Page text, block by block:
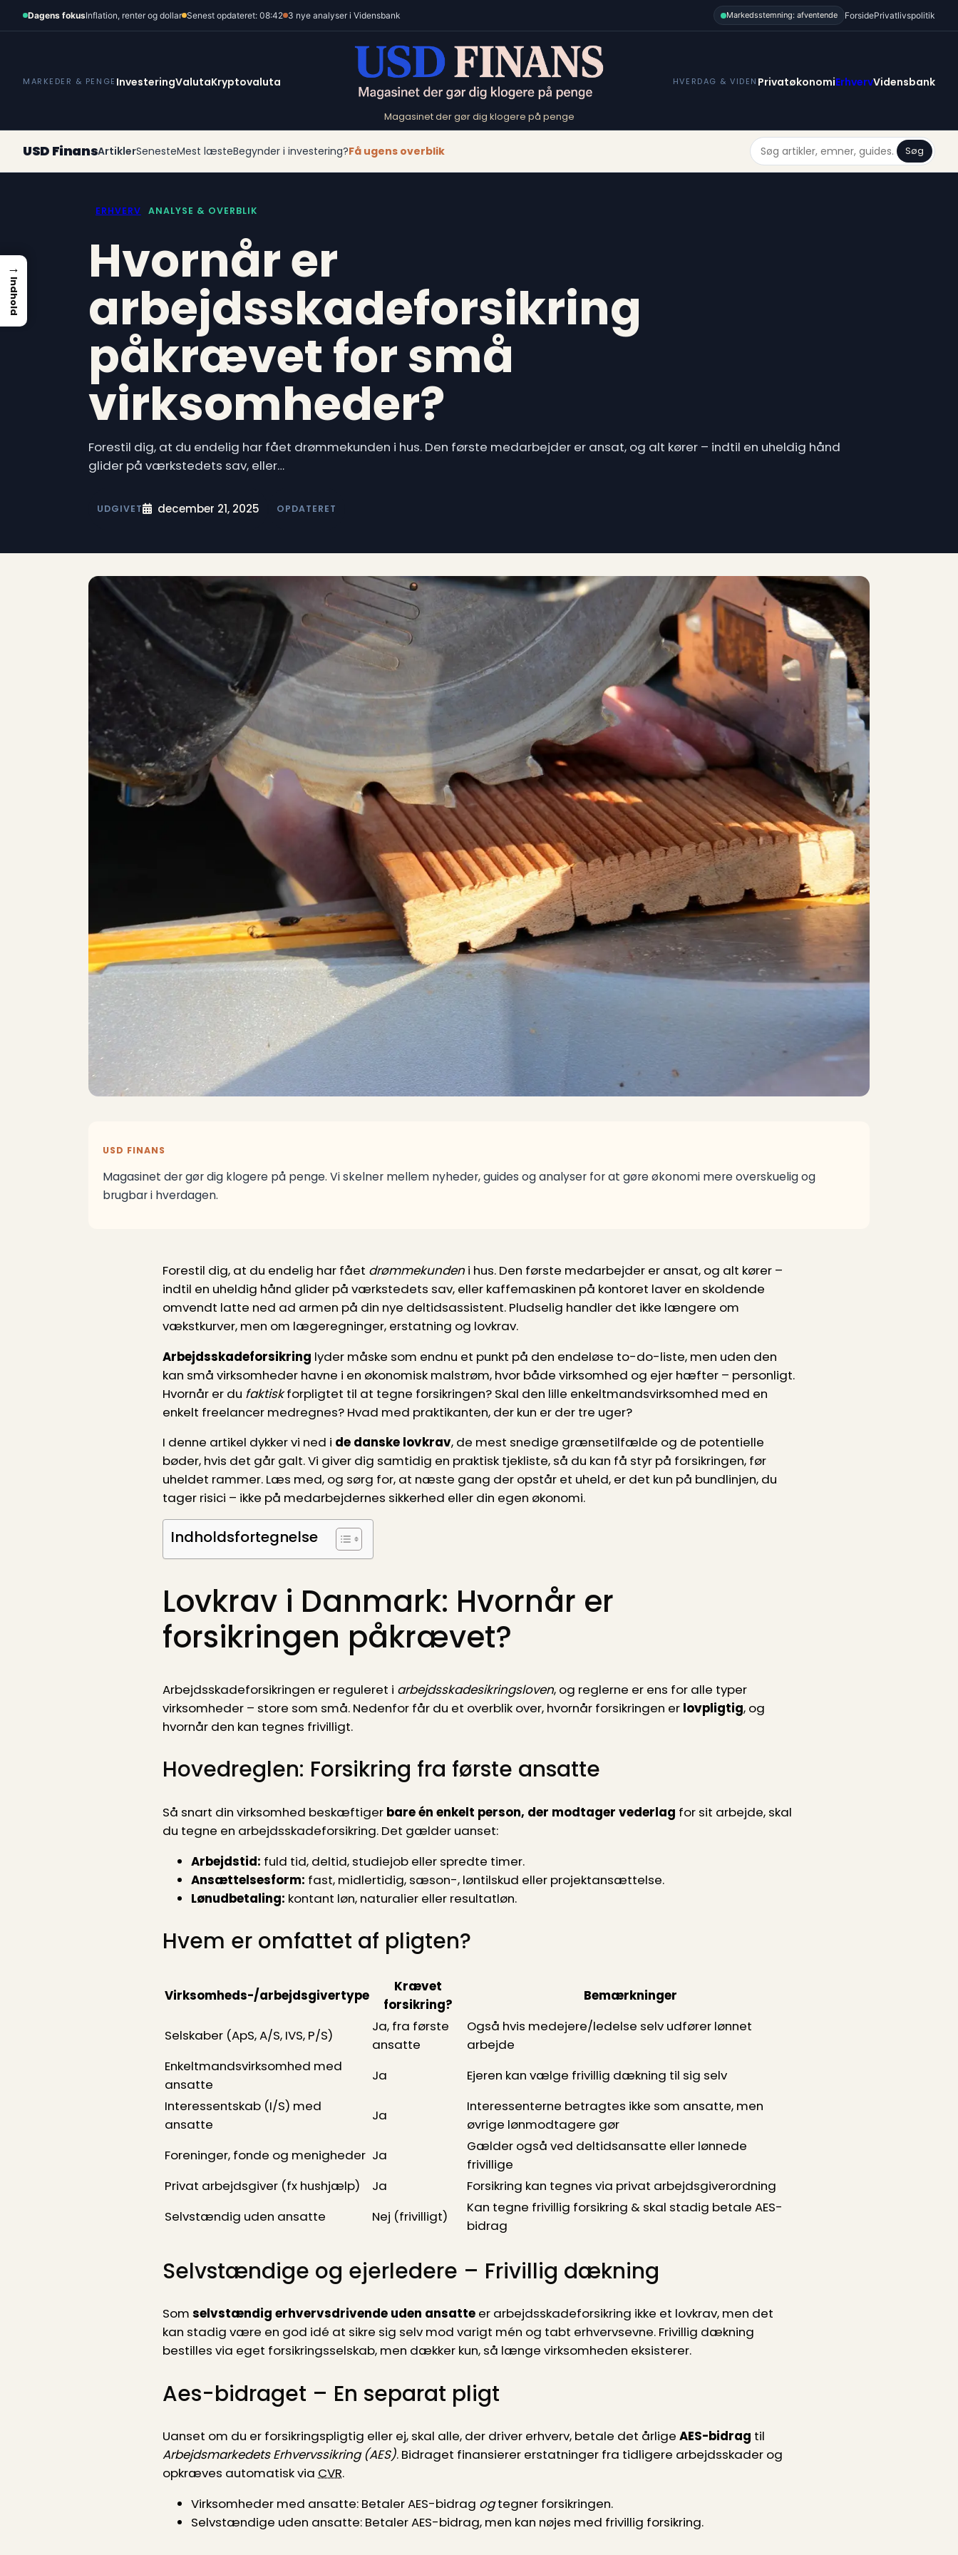
Spring
til
Dagens fokusInflation, renter og dollar Senest opdateret: 08:42 3 nye analyser i Vidensbank Markedsstemning: afventende ForsidePrivatlivspolitik
MARKEDER & PENGE InvesteringValutaKryptovaluta
Magasinet der gør dig klogere på penge
HVERDAG & VIDEN PrivatøkonomiErhvervVidensbank
USD FinansArtiklerSenesteMest læsteBegynder i investering?Få ugens overblik Søg
ERHVERV ANALYSE & OVERBLIK
Hvornår er
arbejdsskadeforsikring
påkrævet for små
virksomheder?
Forestil dig, at du endelig har fået drømmekunden i hus. Den første medarbejder er ansat, og alt kører – indtil en uheldig hånd
glider på værkstedets sav, eller…
UDGIVET december 21, 2025 OPDATERET
USD FINANS
Magasinet der gør dig klogere på penge. Vi skelner mellem nyheder, guides og analyser for at gøre økonomi mere overskuelig og
brugbar i hverdagen.
Forestil dig, at du endelig har fået drømmekunden i hus. Den første medarbejder er ansat, og alt kører –
indtil en uheldig hånd glider på værkstedets sav, eller kaffemaskinen på kontoret laver en skoldende
omvendt latte ned ad armen på din nye deltids­assistent. Pludselig handler det ikke længere om
vækstkurver, men om læge­regninger, erstatning og lovkrav.
Arbejdsskadeforsikring lyder måske som endnu et punkt på den endeløse to-do-liste, men uden den
kan små virksomheder havne i en økonomisk malstrøm, hvor både virksomhed og ejer hæfter – personligt.
Hvornår er du faktiskforpligtet til at tegne forsikringen? Skal den lille enkeltmands­virksomhed med en
enkelt freelancer medregnes? Hvad med praktikanten, der kun er der tre uger?
I denne artikel dykker vi ned i de danske lovkrav, de mest snedige grænsetilfælde og de potentielle
bøder, hvis det går galt. Vi giver dig samtidig en praktisk tjekliste, så du kan få styr på forsikringen, før
uheldet rammer. Læs med, og sørg for, at næste gang der opstår et uheld, er det kun på bundlinjen, du
tager risici – ikke på medarbejdernes sikkerhed eller din egen økonomi.
Indholdsfortegnelse
Lovkrav i Danmark: Hvornår er
forsikringen påkrævet?
Arbejdsskadeforsikringen er reguleret i arbejdsskadesikringsloven, og reglerne er ens for alle typer
virksomheder – store som små. Nedenfor får du et overblik over, hvornår forsikringen er lovpligtig, og
hvornår den kan tegnes frivilligt.
Hovedreglen: Forsikring fra første ansatte
Så snart din virksomhed beskæftiger bare én enkelt person, der modtager vederlag for sit arbejde, skal
du tegne en arbejdsskadeforsikring. Det gælder uanset:
Arbejdstid: fuld tid, deltid, studiejob eller spredte timer.
Ansættelsesform: fast, midlertidig, sæson-, løntilskud eller projektansættelse.
Lønudbetaling: kontant løn, naturalier eller resultatløn.
Hvem er omfattet af pligten?
Virksomheds-/arbejdsgivertype
Krævet
forsikring?
Bemærkninger
Selskaber (ApS, A/S, IVS, P/S)
Ja, fra første
ansatte
Også hvis medejere/ledelse selv udfører lønnet
arbejde
Enkeltmandsvirksomhed med
ansatte
Ja
Ejeren kan vælge frivillig dækning til sig selv
Interessentskab (I/S) med
ansatte
Ja
Interessenterne betragtes ikke som ansatte, men
øvrige lønmodtagere gør
Foreninger, fonde og menigheder Ja
Gælder også ved deltidsansatte eller lønnede
frivillige
Privat arbejdsgiver (fx hushjælp)
Ja
Forsikring kan tegnes via privat arbejdsgiverordning
Selvstændig uden ansatte
Nej (frivilligt)
Kan tegne frivillig forsikring & skal stadig betale AES-
bidrag
Selvstændige og ejerledere – Frivillig dækning
Som selvstændig erhvervsdrivende uden ansatte er arbejdsskadeforsikring ikke et lovkrav, men det
kan stadig være en god idé at sikre sig selv mod varigt mén og tabt erhvervsevne. Frivillig dækning
bestilles via eget forsikringsselskab, men dækker kun, så længe virksomheden eksisterer.
Aes-bidraget – En separat pligt
Uanset om du er forsikringspligtig eller ej, skal alle, der driver erhverv, betale det årlige AES-bidrag til
Arbejdsmarkedets Erhvervssikring (AES). Bidraget finansierer erstatninger fra tidligere arbejdsskader og
opkræves automatisk via CVR.
Virksomheder med ansatte: Betaler AES-bidrag ogtegner forsikringen.
Selvstændige uden ansatte: Betaler AES-bidrag, men kan nøjes med frivillig forsikring.
→
Indhold